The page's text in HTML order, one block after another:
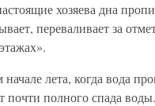
хозяева дна
переваливает за
лета, когда вода
почти полного спада